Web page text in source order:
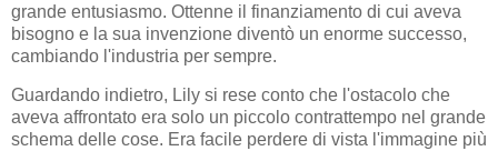
grande entusiasmo. Ottenne il finanziamento di cui aveva
bisogno e la sua invenzione diventò un enorme successo,
cambiando l'industria per sempre.
Guardando indietro, Lily si rese conto che l'ostacolo che
aveva affrontato era solo un piccolo contrattempo nel grande
schema delle cose. Era facile perdere di vista l'immagine più